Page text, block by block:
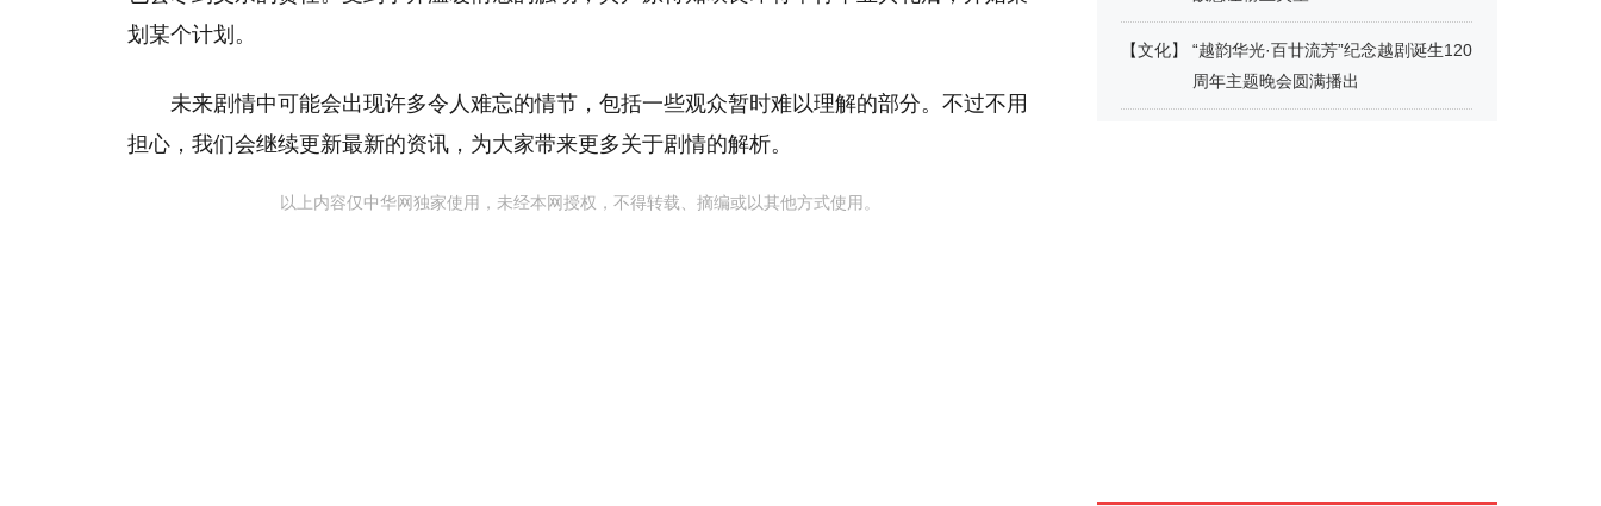
划某个计划。
未来剧情中可能会出现许多令人难忘的情节，包括一些观众暂时难以理解的部分。不过不用
担心，我们会继续更新最新的资讯，为大家带来更多关于剧情的解析。
以上内容仅中华网独家使用，未经本网授权，不得转载、摘编或以其他方式使用。
【文化】
“越韵华光·百廿流芳”纪念越剧诞生120
周年主题晚会圆满播出